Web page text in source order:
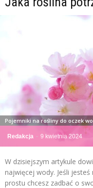
Redakcja - 9 kwietnia 2024
Pojemniki na rośliny do oczek
W dzisiejszym artykule
najwięcej wody. Jeśli
prostu chcesz zadbać o